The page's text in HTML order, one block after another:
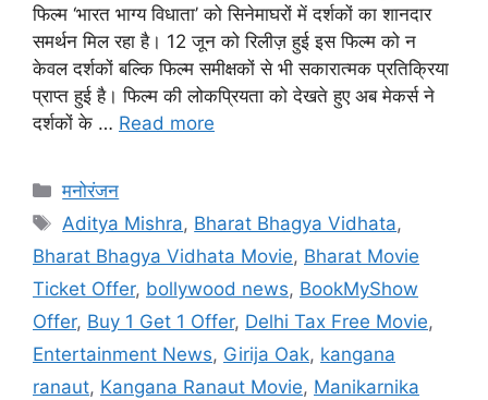
फिल्म ‘भारत भाग्य विधाता’ को सिनेमाघरों में दर्शकों का शानदार
समर्थन मिल रहा है। 12 जून को रिलीज़ हुई इस फिल्म को न
केवल दर्शकों बल्कि फिल्म समीक्षकों से भी सकारात्मक प्रतिक्रिया
प्राप्त हुई है। फिल्म की लोकप्रियता को देखते हुए अब मेकर्स ने
दर्शकों के … Read more
मनोरंजन
Aditya Mishra, Bharat Bhagya Vidhata,
Bharat Bhagya Vidhata Movie, Bharat Movie
Ticket Offer, bollywood news, BookMyShow
Offer, Buy 1 Get 1 Offer, Delhi Tax Free Movie,
Entertainment News, Girija Oak, kangana
ranaut, Kangana Ranaut Movie, Manikarnika